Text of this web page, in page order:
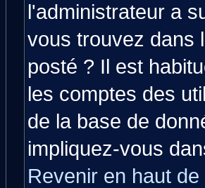
l'administrateur a
vous trouvez dans
posté ? Il est
les comptes des
de la base de
impliquez-vous
Revenir en haut de